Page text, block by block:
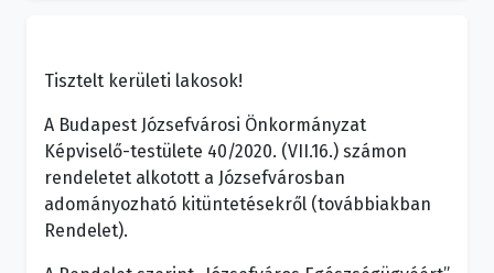
Tisztelt kerületi lakosok!
A Budapest Józsefvárosi Önkormányzat
Képviselő-testülete 40/2020. (VII.16.) számon
rendeletet alkotott a Józsefvárosban
adományozható kitüntetésekről (továbbiakban
Rendelet).